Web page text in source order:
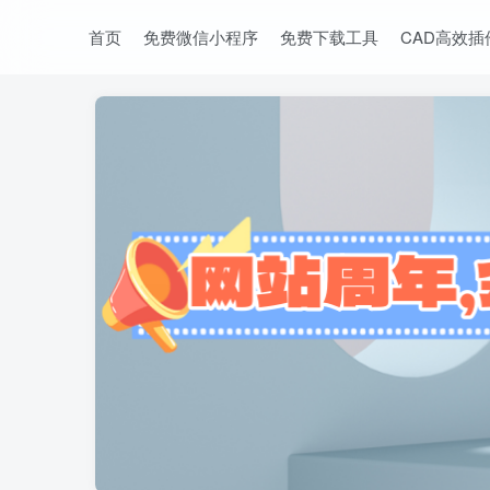
首页 免费微信小程序 免费下载工具 CAD高效插